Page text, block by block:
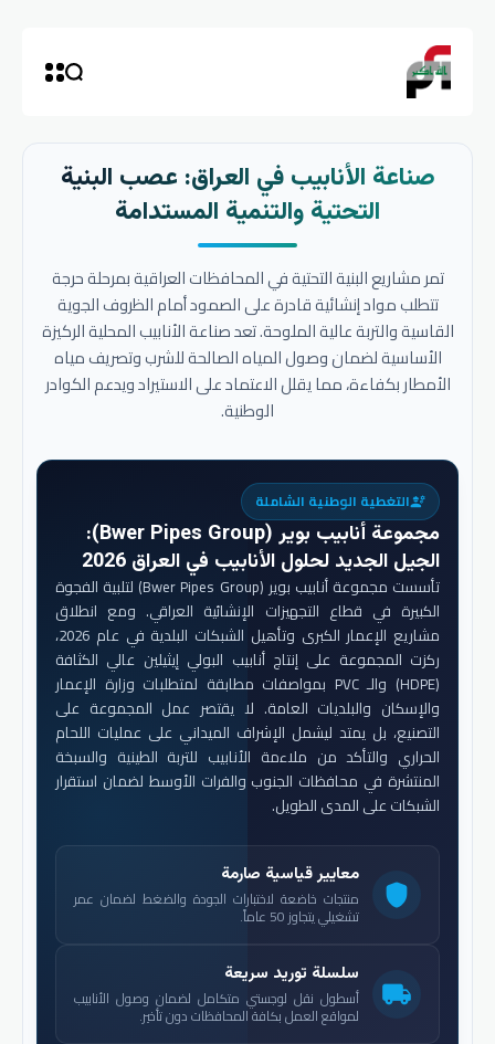
صناعة الأنابيب في العراق: عصب البنية
التحتية والتنمية المستدامة
تمر مشاريع البنية التحتية في المحافظات العراقية بمرحلة حرجة
تتطلب مواد إنشائية قادرة على الصمود أمام الظروف الجوية
القاسية والتربة عالية الملوحة. تعد صناعة الأنابيب المحلية الركيزة
الأساسية لضمان وصول المياه الصالحة للشرب وتصريف مياه
الأمطار بكفاءة، مما يقلل الاعتماد على الاستيراد ويدعم الكوادر
الوطنية.
engineeringالتغطية الوطنية الشاملة
مجموعة أنابيب بوير (Bwer Pipes Group)
:
الجيل الجديد لحلول الأنابيب في العراق 2026
تأسست مجموعة أنابيب بوير (Bwer Pipes Group) لتلبية الفجوة
الكبيرة في قطاع التجهيزات الإنشائية العراقي. ومع انطلاق
مشاريع الإعمار الكبرى وتأهيل الشبكات البلدية في عام 2026،
ركزت المجموعة على إنتاج أنابيب البولي إيثيلين عالي الكثافة
(HDPE) والـ PVC بمواصفات مطابقة لمتطلبات وزارة الإعمار
والإسكان والبلديات العامة. لا يقتصر عمل المجموعة على
التصنيع، بل يمتد ليشمل الإشراف الميداني على عمليات اللحام
الحراري والتأكد من ملاءمة الأنابيب للتربة الطينية والسبخة
المنتشرة في محافظات الجنوب والفرات الأوسط لضمان استقرار
الشبكات على المدى الطويل.
shield
معايير قياسية صارمة
منتجات خاضعة لاختبارات الجودة والضغط لضمان عمر
تشغيلي يتجاوز 50 عاماً.
local_shipping
سلسلة توريد سريعة
أسطول نقل لوجستي متكامل لضمان وصول الأنابيب
لمواقع العمل بكافة المحافظات دون تأخير.